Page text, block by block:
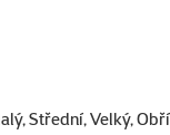
Střední, Velký, Obří